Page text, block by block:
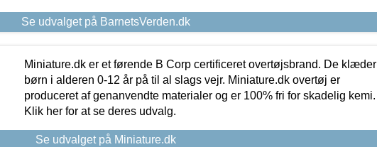
Se udvalget på BarnetsVerden.dk
Miniature.dk er et førende B Corp certificeret overtøjsbrand. De klæder
børn i alderen 0-12 år på til al slags vejr. Miniature.dk overtøj er
produceret af genanvendte materialer og er 100% fri for skadelig kemi.
Klik her for at se deres udvalg.
Se udvalget på Miniature.dk